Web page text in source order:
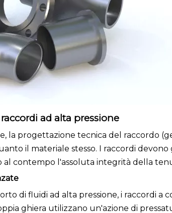
ad alta pressione
la progettazione tecnica del raccordo
il materiale stesso. I raccordi
contempo l'assoluta integrità della
di fluidi ad alta pressione, i raccordi a
ghiera utilizzano un'azione di